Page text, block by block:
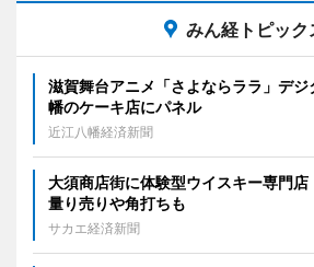
みん経トピック
滋賀舞台アニメ「さよならララ」デ
幡のケーキ店にパネル
近江八幡経済新聞
大須商店街に体験型ウイスキー専門
量り売りや角打ちも
サカエ経済新聞